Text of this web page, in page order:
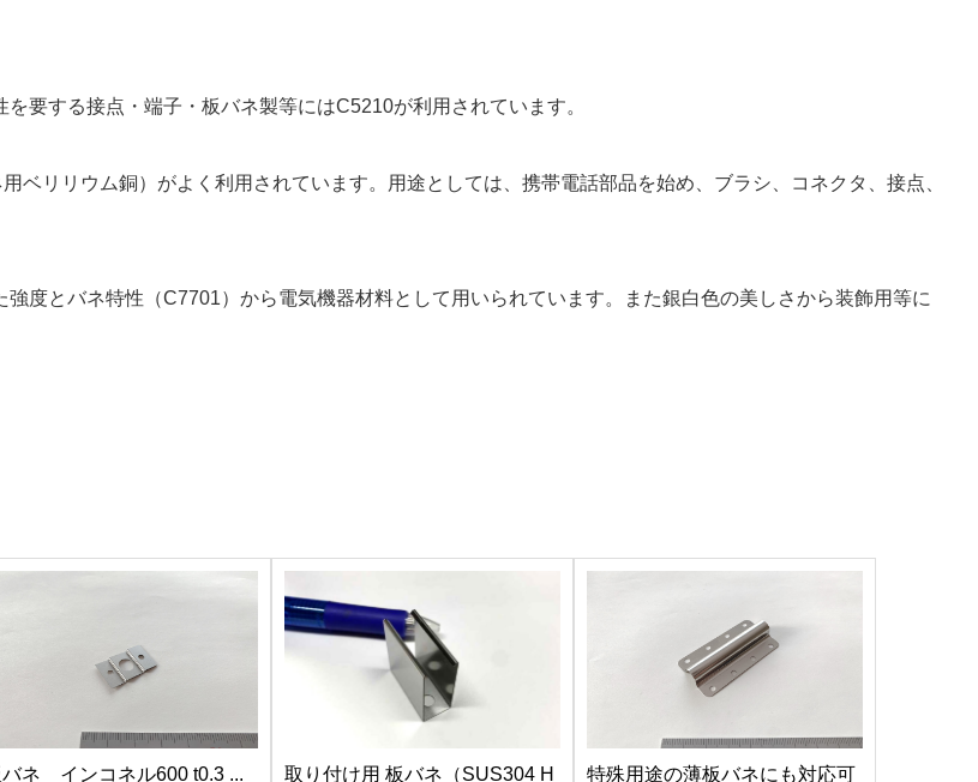
要する接点・端子・板バネ製等にはC5210が利用されています。
ベリリウム銅）がよく利用されています。用途としては、携帯電話部品を始め、ブラシ、コネクタ、接点、
度とバネ特性（C7701）から電気機器材料として用いられています。また銀白色の美しさから装飾用等に
ネ インコネル600 t0.3 ... 取り付け用 板バネ（SUS304 H 特殊用途の薄板バネにも対応可